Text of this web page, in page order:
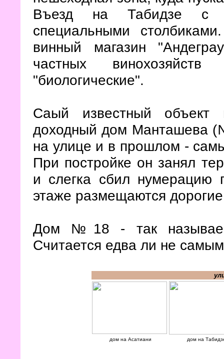
Въезд на Табидзе
специальными
винный магазин
частных
"биологические".
Саый известный объект
доходный дом Манташева
на улице и в прошлом -
При постройке он занял
и слегка сбил нумерацию
этаже размещаются
Дом №18 - так
Считается едва ли не
дом на Асатиани дом на